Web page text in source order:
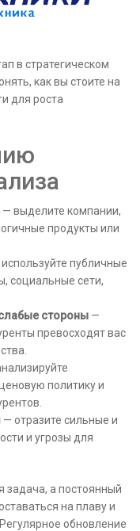
в стратегическом
как вы стоите на
для роста
— выделите компании,
продукты или
публичные
социальные сети,
стороны —
превосходят вас
политику и
— отразите сильные и
и угрозы для
задача, а постоянный
на плаву и
обновление